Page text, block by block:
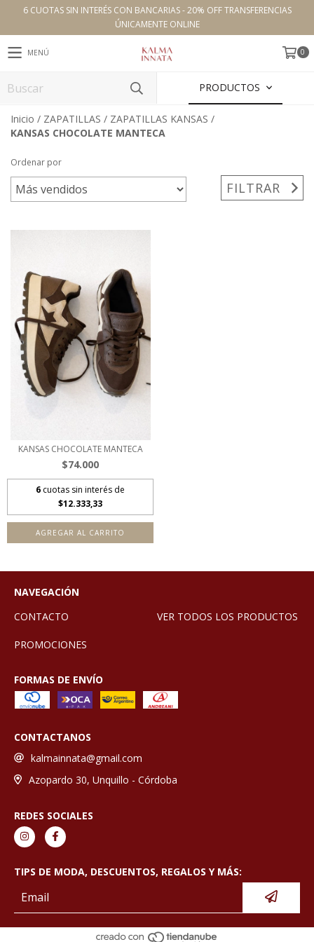
6 CUOTAS SIN INTERÉS CON BANCARIAS - 20% OFF TRANSFERENCIAS
ÚNICAMENTE ONLINE
MENÚ 0
PRODUCTOS
Inicio / ZAPATILLAS / ZAPATILLAS KANSAS /
KANSAS CHOCOLATE MANTECA
Ordenar por
FILTRAR
KANSAS CHOCOLATE MANTECA
$74.000
6 cuotas sin interés de
$12.333,33
AGREGAR AL CARRITO
NAVEGACIÓN
CONTACTO
VER TODOS LOS PRODUCTOS
PROMOCIONES
FORMAS DE ENVÍO
CONTACTANOS
kalmainnata@gmail.com
Azopardo 30, Unquillo - Córdoba
REDES SOCIALES
TIPS DE MODA, DESCUENTOS, REGALOS Y MÁS: